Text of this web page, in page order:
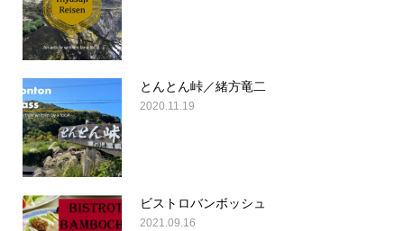
とんとん峠／緒方竜二
2020.11.19
ビストロバンボッシュ
2021.09.16